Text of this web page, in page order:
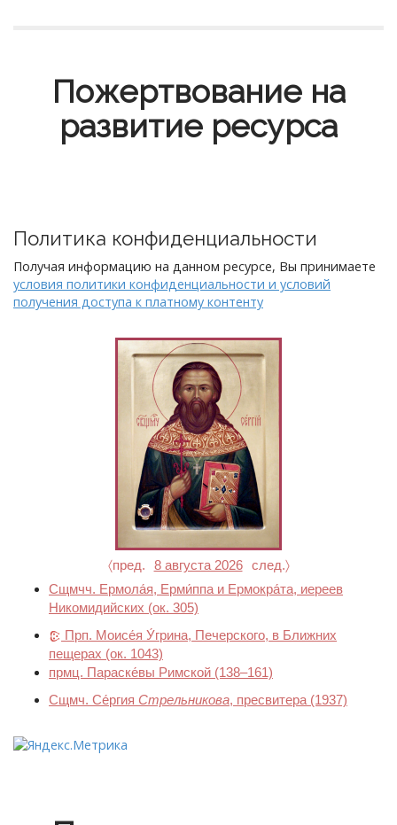
Пожертвование на
развитие ресурса
Политика конфиденциальности
Получая информацию на данном ресурсе, Вы принимаете
условия политики конфиденциальности и условий
получения доступа к платному контенту
〈пред. 8 августа 2026
след.〉
Сщмчч. Ермола́я, Ерми́ппа и Ермокра́та, иереев
Никомидийских (ок. 305)
Прп. Моисе́я У́грина, Печерского, в Ближних
пещерах (ок. 1043)
прмц. Параске́вы Римской (138–161)
Сщмч. Се́ргия Стрельникова, пресвитера (1937)